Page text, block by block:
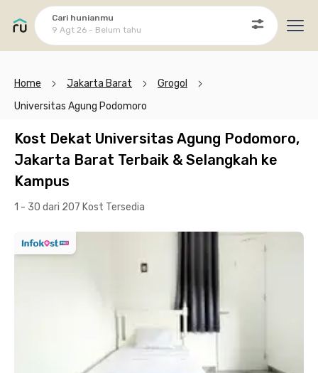
Cari hunianmu
9 Agt 26 - Belum tahu
Home Jakarta Barat
Grogol
Universitas Agung Podomoro
Kost Dekat Universitas Agung Podomoro,
Jakarta Barat Terbaik & Selangkah ke
Kampus
1 - 30 dari 207 Kost Tersedia